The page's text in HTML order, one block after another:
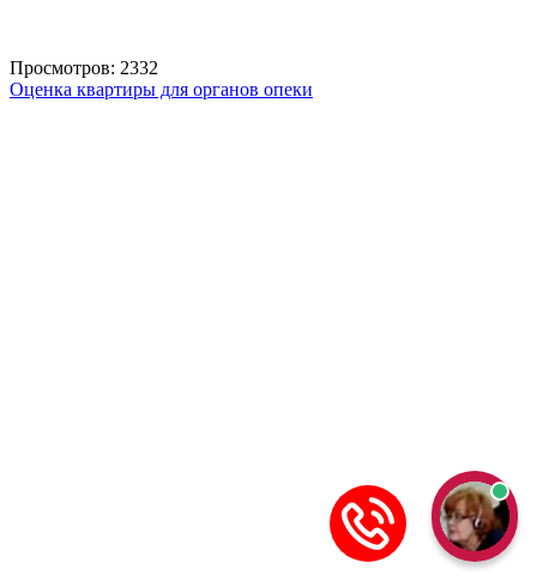
Просмотров: 2332
Оценка квартиры для органов опеки